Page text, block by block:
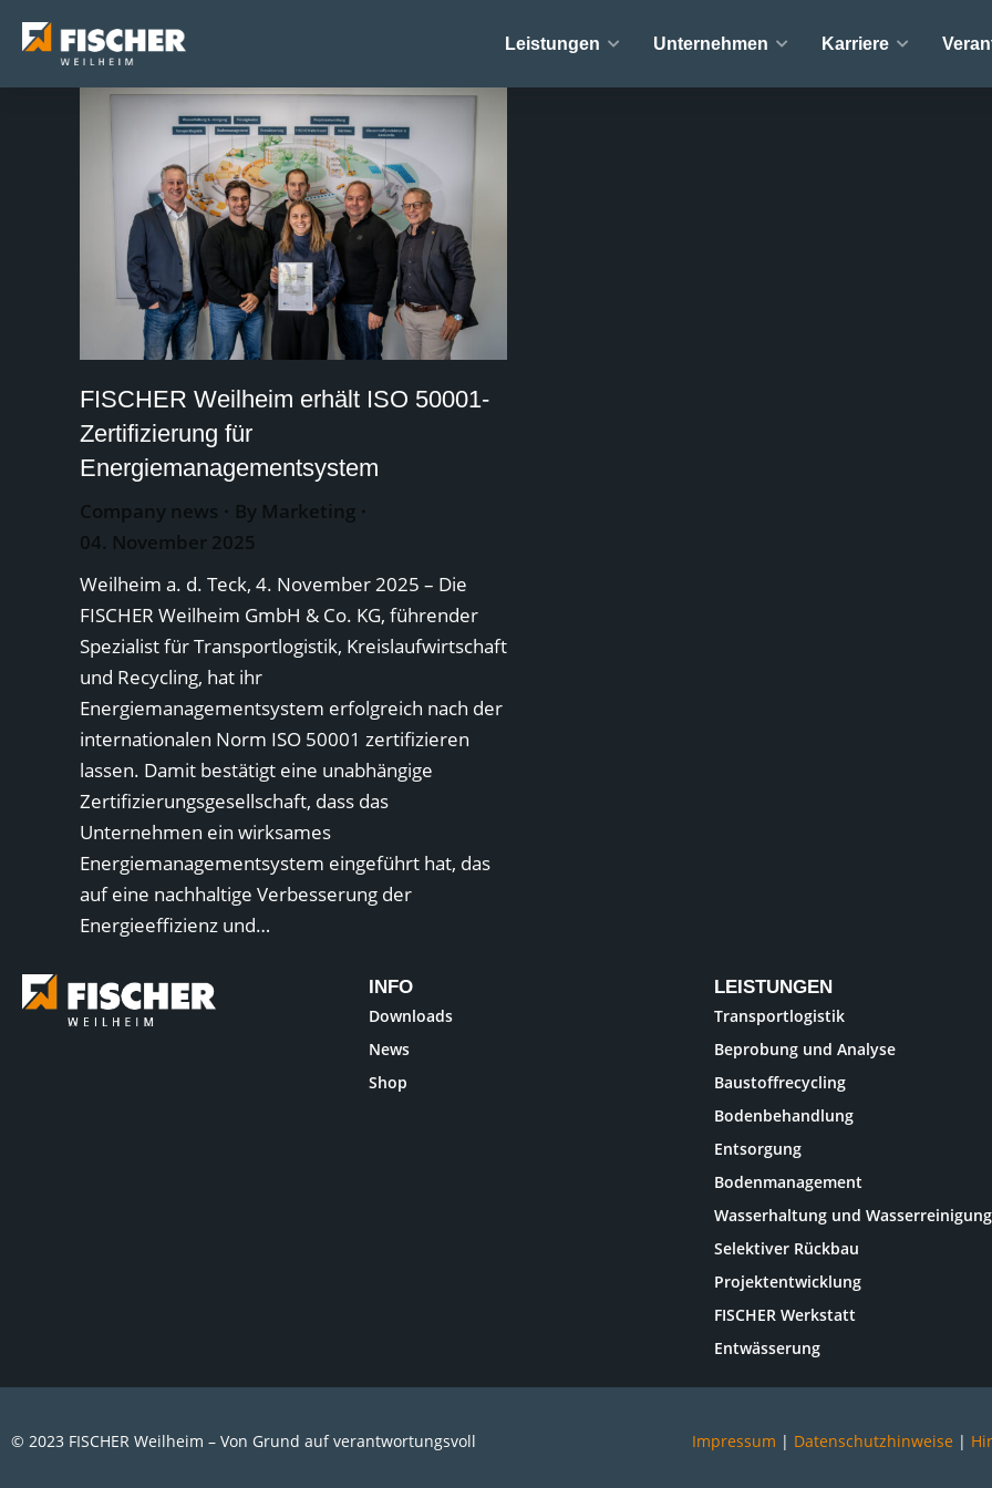
Leistungen Unternehmen Karriere
FISCHER Weilheim erhält ISO 50001-
Zertifizierung für
Energiemanagementsystem
Company news By Marketing
04. November 2025
Weilheim a. d. Teck, 4. November 2025 – Die
FISCHER Weilheim GmbH & Co. KG, führender
Spezialist für Transportlogistik, Kreislaufwirtschaft
und Recycling, hat ihr
Energiemanagementsystem erfolgreich nach der
internationalen Norm ISO 50001 zertifizieren
lassen. Damit bestätigt eine unabhängige
Zertifizierungsgesellschaft, dass das
Unternehmen ein wirksames
Energiemanagementsystem eingeführt hat, das
auf eine nachhaltige Verbesserung der
Energieeffizienz und…
INFO
Downloads
News
Shop
LEISTUNGEN
Transportlogistik
Beprobung und Analyse
Baustoffrecycling
Bodenbehandlung
Entsorgung
Bodenmanagement
Wasserhaltung und Wasserreinigung
Selektiver Rückbau
Projektentwicklung
FISCHER Werkstatt
Entwässerung
© 2023 FISCHER Weilheim – Von Grund auf verantwortungsvoll Impressum | Datenschutzhinweise |